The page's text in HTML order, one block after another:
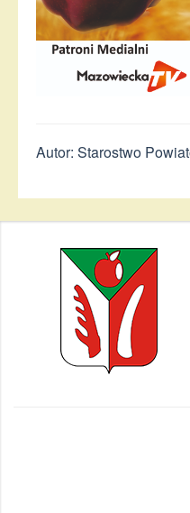
Autor: Starostwo